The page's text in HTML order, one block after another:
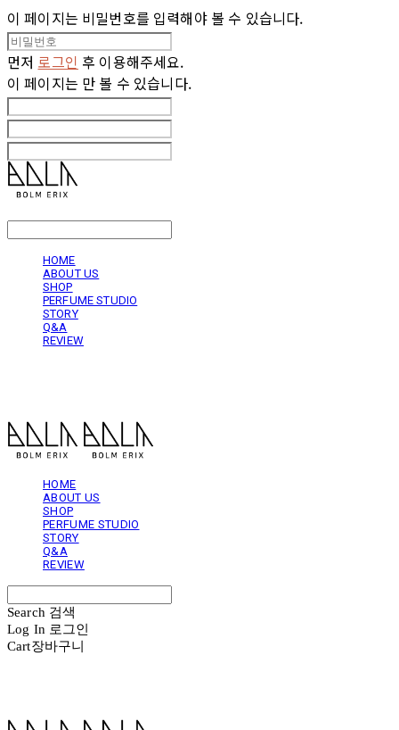
이 페이지는 비밀번호를 입력해야 볼 수 있습니다.
먼저 로그인 후 이용해주세요.
이 페이지는 만 볼 수 있습니다.
HOME
ABOUT US
SHOP
PERFUME STUDIO
STORY
Q&A
REVIEW
HOME
ABOUT US
SHOP
PERFUME STUDIO
STORY
Q&A
REVIEW
Search 검색
Log In 로그인
Cart장바구니